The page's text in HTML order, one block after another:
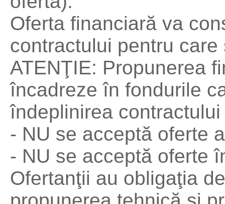
Oferta financiară va
contractului pentru
ATENŢIE: Propunerea
încadreze în fondurile
îndeplinirea
- NU se acceptă oferte
- NU se acceptă oferte
Ofertanţii au obligaţia